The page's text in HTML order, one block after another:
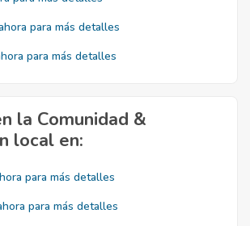
para más detalles
para más detalles
la Comunidad &
local en:
para más detalles
para más detalles